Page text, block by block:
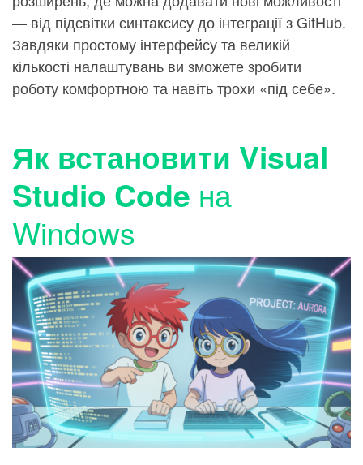
— від підсвітки синтаксису до інтеграції з GitHub.
Завдяки простому інтерфейсу та великій
кількості налаштувань ви зможете зробити
роботу комфортною та навіть трохи «під себе».
Як встановити Visual
Studio Code на
Windows